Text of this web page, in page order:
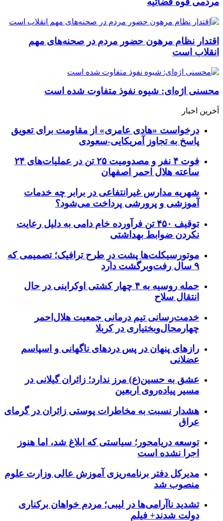
اقتدار نظام مرهون حضور مردم در صحنه‌های مهم
انقلاب است
محسنی اژه‌ای: شیوه نفوذ متفاوت شده است
آخرین اخبار
درخواست «هادی عامری» از مقاومت برای تعویق
پاسخ به تجاوز آمریکایی-سعودی
فوت ۴ نفر و مصدومیت ۲۵ تن در عملیات‌های ۲۴
ساعته هلال احمر اصفهان
شهریه مدارس غیرانتفاعی در برابر چه خدمات
آموزشی و پرورشی پرداخت می‌شود؟
توقیف ۴۵۰ تن فرآورده خام دامی به دلیل رعایت
نکردن ضوابط بهداشتی
موتورسیکلت‌ها پشت درِ طرح ترافیک؛ تصمیمی که
۹ سال رفت‌وبرگشت دارد
حمله روسیه به ۴ چهار کشتی اوکراینی در حال
انتقال سلاح
خدمت‌رسانی تیم درمانی جمعیت هلال‌احمر
چهارمحال‌وبختیاری در کربلا
رازهای پنهان در پس دردهای ناگهانی و اسپاسم
عضلانی
عشق به حسین(ع) مرز ندارد؛ زائران گیلانی در
مسیر پیاده‌روی اربعین
هشدار نسبت به مخاطرات پوستی زائران در گرمای
عراق
توسعه دریامحور؛ سیاستی که ابلاغ شد، اما هنوز
اجرا نشده است
مدیرکل دفتر برنامه‌ریزی آموزش عالی وزارت علوم
منصوب شد
تشدید ناآرامی‌ها در لیبی؛ مردم خواهان برکناری
دولت شدند+ فیلم